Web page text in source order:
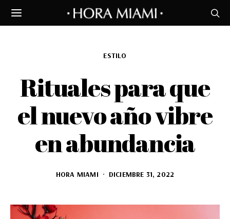
ESTILO
Rituales para que
el nuevo año vibre
en abundancia
HORA MIAMI DICIEMBRE 31, 2022